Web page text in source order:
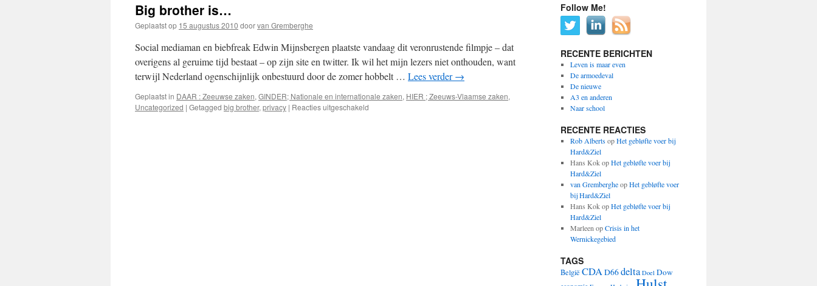
Big brother is…
Geplaatst op 15 augustus 2010 doorvan Gremberghe
Social mediaman en biebfreak Edwin Mijnsbergen plaatste vandaag dit veronrustende filmpje – dat
overigens al geruime tijd bestaat – op zijn site en twitter. Ik wil het mijn lezers niet onthouden, want
terwijl Nederland ogenschijnlijk onbestuurd door de zomer hobbelt … Lees verder→
Geplaatst in DAAR : Zeeuwse zaken, GINDER; Nationale en internationale zaken, HIER ; Zeeuws-Vlaamse zaken,
Uncategorized | Getagged big brother, privacy | Reacties uitgeschakeld
Follow Me!
RECENTE BERICHTEN
Leven is maar even
De armoedeval
De nieuwe
A3 en anderen
Naar school
RECENTE REACTIES
Rob AlbertsopHet gebløfte voer bij
Hard&Ziel
Hans KokopHet gebløfte voer bij
Hard&Ziel
van GrembergheopHet gebløfte voer
bij Hard&Ziel
Hans KokopHet gebløfte voer bij
Hard&Ziel
Marleen opCrisis in het
Wernickegebied
TAGS
België CDAD66delta Doel Dow